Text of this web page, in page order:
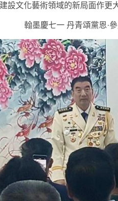
設文化藝術領域的新局面作更
翰墨慶七一 丹青頌黨恩·